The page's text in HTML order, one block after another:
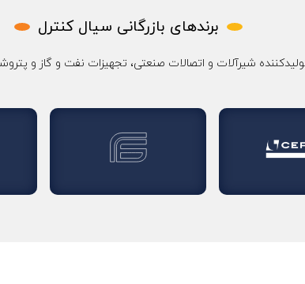
برندهای بازرگانی سیال کنترل
شیرآلات و اتصالات صنعتی، تجهیزات نفت و گاز و